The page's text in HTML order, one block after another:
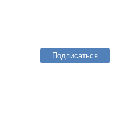
Подписаться